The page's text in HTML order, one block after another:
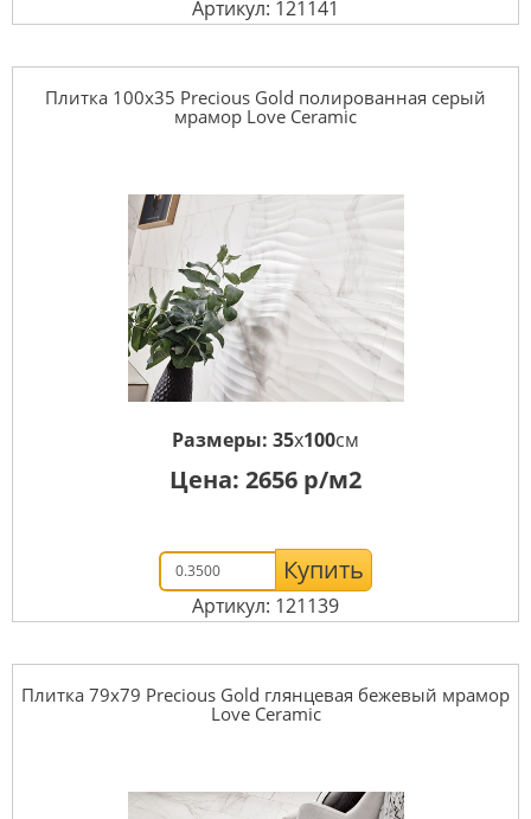
Артикул: 121141
Плитка 100x35 Precious Gold полированная серый
мрамор Love Ceramic
Размеры: 35x100см
Цена: 2656 р/м2
Купить
Артикул: 121139
Плитка 79x79 Precious Gold глянцевая бежевый мрамор
Love Ceramic